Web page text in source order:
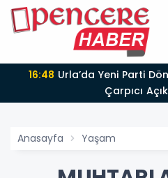
16:48
Çarpıcı
Anasayfa Yaşam